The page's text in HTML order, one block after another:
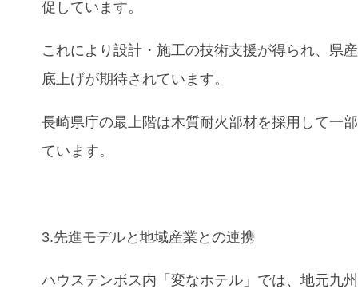
促しています。
これにより設計・施工の技術支援が得られ、県
底上げが期待されています。
長崎県庁の最上階は木質耐火部材を採用して一
ています。
3.先進モデルと地域産業との連携
ハウステンボス内「変なホテル」では、地元九